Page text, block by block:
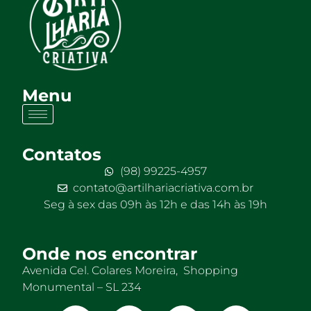
Menu
Contatos
(98) 99225-4957
contato@artilhariacriativa.com.br
Seg à sex das 09h às 12h e das 14h às 19h
Onde nos encontrar
Avenida Cel. Colares Moreira, Shopping
Monumental – SL 234